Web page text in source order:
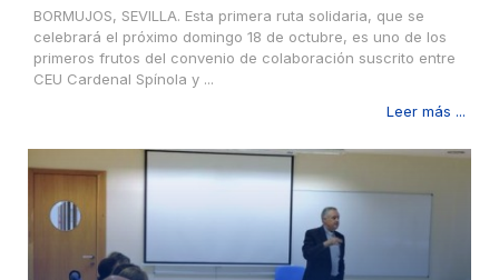
BORMUJOS, SEVILLA. Esta primera ruta solidaria, que se
celebrará el próximo domingo 18 de octubre, es uno de los
primeros frutos del convenio de colaboración suscrito entre
CEU Cardenal Spínola y ...
Leer más ...